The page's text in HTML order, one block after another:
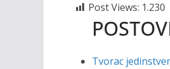
Post Views: 1.230
Tvorac